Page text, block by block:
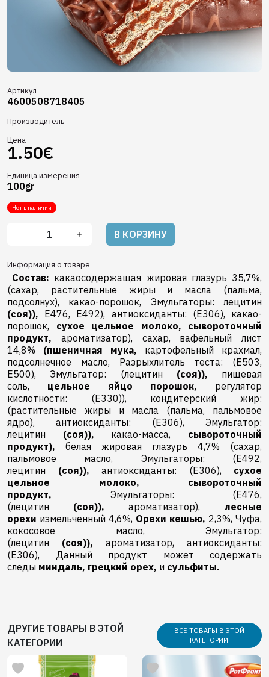
Артикул
4600508718405
Производитель
Цена
1.50€
Единица измерения
100gr
Нет в наличии
В КОРЗИНУ
Информация о товаре
Состав: какаосодержащая жировая глазурь 35,7%,
(сахар, растительные жиры и масла (пальма,
подсолнух), какао-порошок, Эмульгаторы: лецитин
(соя)), E476, E492), антиоксиданты: (E306), какао-
порошок, сухое цельное молоко, сывороточный
продукт, ароматизатор), сахар, вафельный лист
14,8% (пшеничная мука, картофельный крахмал,
подсолнечное масло, Разрыхлитель теста: (E503,
E500), Эмульгатор: (лецитин (соя)), пищевая
соль, цельное яйцо порошок, pегулятор
кислотности: (E330)), кондитерский жир:
(растительные жиры и масла (пальма, пальмовое
ядро), антиоксиданты: (E306), Эмульгатор:
лецитин (соя)), какао-масса, сывороточный
продукт), белая жировая глазурь 4,7% (сахар,
пальмовое масло, Эмульгаторы: (E492,
лецитин (соя)), антиоксиданты: (E306), сухое
цельное молоко, сывороточный
продукт, Эмульгаторы: (E476,
(лецитин (соя)), ароматизатор), лесные
орехи измельченный 4,6%, Орехи кешью, 2,3%, Чуфа,
кокосовое масло, Эмульгатор:
(лецитин (соя)), ароматизатор, антиоксиданты:
(E306), Данный продукт может содержать
следы миндаль, грецкий орех, и сульфиты.
ДРУГИЕ ТОВАРЫ В ЭТОЙ
КАТЕГОРИИ
ВСЕ ТОВАРЫ В ЭТОЙ
КАТЕГОРИИ